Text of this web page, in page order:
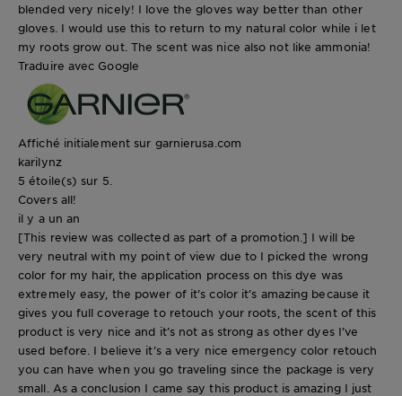
blended very nicely! I love the gloves way better than other
gloves. I would use this to return to my natural color while i let
my roots grow out. The scent was nice also not like ammonia!
Traduire avec Google
Affiché initialement sur garnierusa.com
karilynz
5 étoile(s) sur 5.
Covers all!
il y a un an
[This review was collected as part of a promotion.] I will be
very neutral with my point of view due to I picked the wrong
color for my hair, the application process on this dye was
extremely easy, the power of it’s color it’s amazing because it
gives you full coverage to retouch your roots, the scent of this
product is very nice and it’s not as strong as other dyes I’ve
used before. I believe it’s a very nice emergency color retouch
you can have when you go traveling since the package is very
small. As a conclusion I came say this product is amazing I just